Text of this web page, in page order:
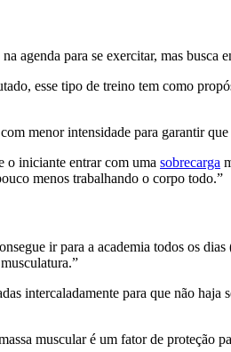
agenda para se exercitar, mas busca
esse tipo de treino tem como
menor intensidade para garantir
o iniciante entrar com uma sobrecarga
menos trabalhando o corpo todo.”
ir para a academia todos os
intercaladamente para que não
muscular é um fator de proteção